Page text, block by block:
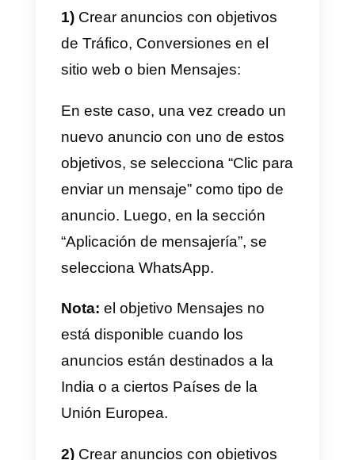
del sitio web, y que se presenta
como un elemento fijo durante el
scrolling de las páginas.
De esta manera, el widget de
seguirá al visitante a cada lugar
de tu sitio web, así tendrá la
posibilidad de iniciar una
comunicación contigo en
que éste se encuentre. Puedes
instalar nuestro widget de chat
gratuitamentedesde este link